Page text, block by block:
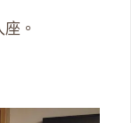
。